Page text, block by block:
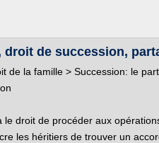
droit de succession,
de la famille > Succession: le
droit de procéder aux
les héritiers de trouver un